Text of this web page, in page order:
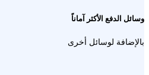
وسائل الدفع الأكثر آماناً
بالإضافة لوسائل أخرى